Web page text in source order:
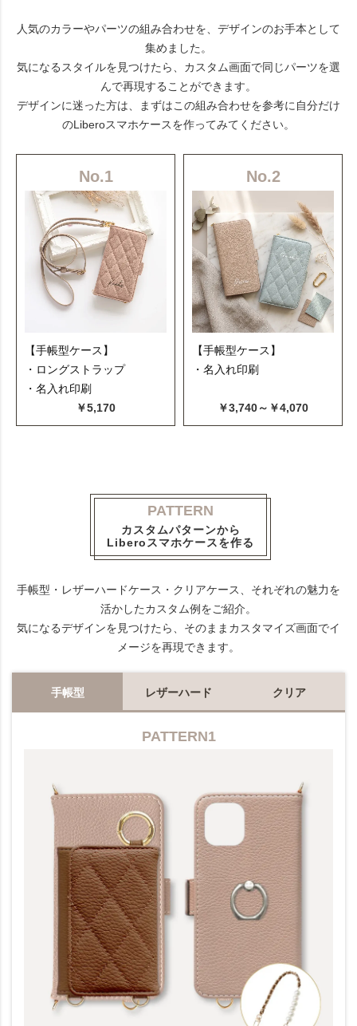
人気のカラーやパーツの組み合わせを、デザインのお手本として
集めました。
気になるスタイルを見つけたら、カスタム画面で同じパーツを選
んで再現することができます。
デザインに迷った方は、まずはこの組み合わせを参考に自分だけ
のLiberoスマホケースを作ってみてください。
No.1
【手帳型ケース】
・ロングストラップ
・名入れ印刷
￥5,170
No.2
【手帳型ケース】
・名入れ印刷
￥3,740～￥4,070
PATTERN
カスタムパターンから
Liberoスマホケースを作る
手帳型・レザーハードケース・クリアケース、それぞれの魅力を
活かしたカスタム例をご紹介。
気になるデザインを見つけたら、そのままカスタマイズ画面でイ
メージを再現できます。
手帳型 レザーハード クリア
PATTERN1